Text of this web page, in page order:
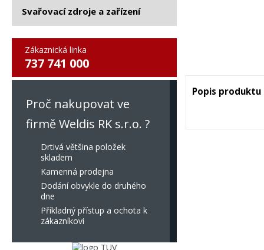
Svařovací zdroje a zařízení
Zákaznická linka
737 741 000
Proč nakupovat ve
firmě Weldis RK s.r.o. ?
Drtivá většina položek
skladem
Kamenná prodejna
Dodání obvykle do druhého
dne
Příkladný přístup a ochota k
zákazníkovi
Popis produktu